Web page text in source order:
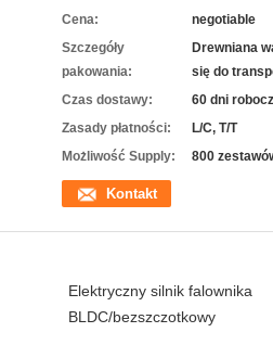
Cena:
negotiable
Szczegóły
pakowania:
Drewniana
się do
Czas dostawy:
60 dni
Zasady płatności:
L/C, T/T
Możliwość Supply:
800
Kontakt
Elektryczny silnik falownika
BLDC/bezszczotkowy